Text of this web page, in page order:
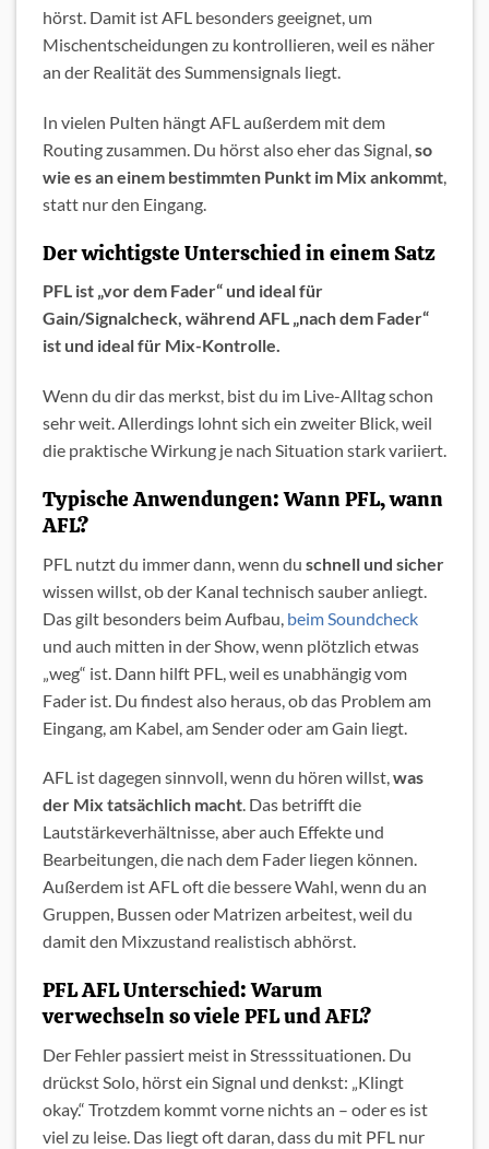
hörst. Damit ist AFL besonders geeignet, um
Mischentscheidungen zu kontrollieren, weil es näher
an der Realität des Summensignals liegt.
In vielen Pulten hängt AFL außerdem mit dem
Routing zusammen. Du hörst also eher das Signal,so
wie es an einem bestimmten Punkt im Mix ankommt,
statt nur den Eingang.
Der wichtigste Unterschied in einem Satz
PFL ist „vor dem Fader“ und ideal für
Gain/Signalcheck, während AFL „nach dem Fader“
ist und ideal für Mix-Kontrolle.
Wenn du dir das merkst, bist du im Live-Alltag schon
sehr weit. Allerdings lohnt sich ein zweiter Blick, weil
die praktische Wirkung je nach Situation stark variiert.
Typische Anwendungen: Wann PFL, wann
AFL?
PFL nutzt du immer dann, wenn du schnell und sicher
wissen willst, ob der Kanal technisch sauber anliegt.
Das gilt besonders beim Aufbau, beim Soundcheck
und auch mitten in der Show, wenn plötzlich etwas
„weg“ ist. Dann hilft PFL, weil es unabhängig vom
Fader ist. Du findest also heraus, ob das Problem am
Eingang, am Kabel, am Sender oder am Gain liegt.
AFL ist dagegen sinnvoll, wenn du hören willst,was
der Mix tatsächlich macht. Das betrifft die
Lautstärkeverhältnisse, aber auch Effekte und
Bearbeitungen, die nach dem Fader liegen können.
Außerdem ist AFL oft die bessere Wahl, wenn du an
Gruppen, Bussen oder Matrizen arbeitest, weil du
damit den Mixzustand realistisch abhörst.
PFL AFL Unterschied: Warum
verwechseln so viele PFL und AFL?
Der Fehler passiert meist in Stresssituationen. Du
drückst Solo, hörst ein Signal und denkst: „Klingt
okay.“ Trotzdem kommt vorne nichts an – oder es ist
viel zu leise. Das liegt oft daran, dass du mit PFL nur